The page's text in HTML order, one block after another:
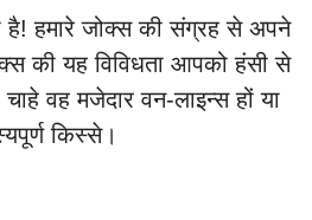
हमारे जोक्स की संग्रह से अपने
की यह विविधता आपको हंसी से
वह मजेदार वन-लाइन्स हों या
किस्से।